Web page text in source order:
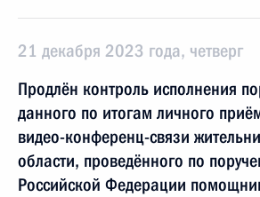
21 декабря 2023 года, четверг
Продлён контроль исполнения
данного по итогам личного
видео-конференц-связи
области, проведённого по
Российской Федерации